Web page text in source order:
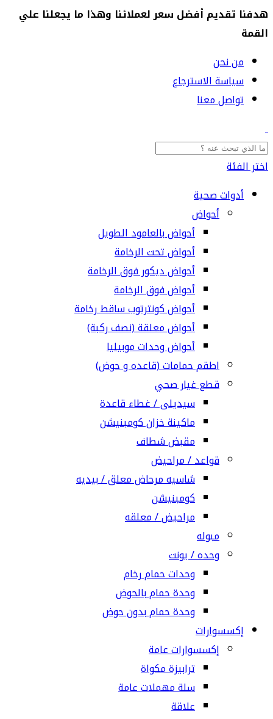
هدفنا تقديم أفضل سعر لعملائنا وهذا ما يجعلنا علي
القمة
من نحن
سياسة الاسترجاع
تواصل معنا
اختر الفئة
أدوات صحية
أحواض
أحواض بالعامود الطويل
أحواض تحت الرخامة
أحواض ديكور فوق الرخامة
أحواض فوق الرخامة
أحواض كونترتوب ساقط رخامة
أحواض معلقة (نصف ركبة)
أحواض وحدات موبيليا
اطقم حمامات (قاعده و حوض)
قطع غيار صحي
سيديلى / غطاء قاعدة
ماكينة خزان كومبنيشن
مقبض شطاف
قواعد / مراحيض
شاسيه مرحاض معلق / بيديه
كومبنيشن
مراحيض / معلقه
مبوله
وحده / يونت
وحدات حمام رخام
وحدة حمام بالحوض
وحدة حمام بدون حوض
إكسسوارات
إكسسوارات عامة
ترابيزة مكواة
سلة مهملات عامة
علاقة